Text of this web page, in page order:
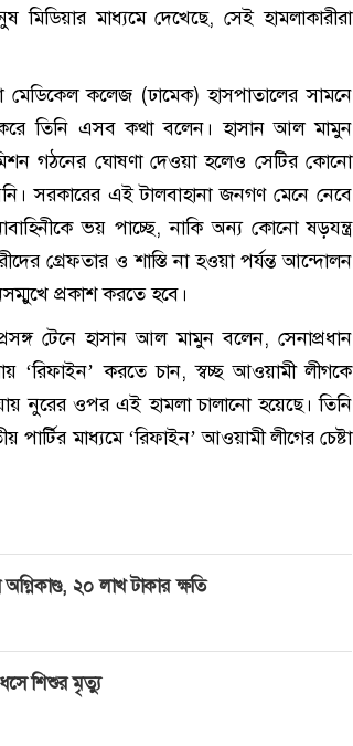
মিডিয়ার মাধ্যমে দেখেছে, সেই হামলাকারীরা
কলেজ (ঢামেক) হাসপাতালের সামনে
তিনি এসব কথা বলেন। হাসান আল মামুন
গঠনের ঘোষণা দেওয়া হলেও সেটির কোনো
সরকারের এই টালবাহানা জনগণ মেনে নেবে
ভয় পাচ্ছে, নাকি অন্য কোনো ষড়যন্ত্র
গ্রেফতার ও শাস্তি না হওয়া পর্যন্ত আন্দোলন
প্রকাশ করতে হবে।
টেনে হাসান আল মামুন বলেন, সেনাপ্রধান
‘রিফাইন’ করতে চান, স্বচ্ছ আওয়ামী লীগকে
নুরের ওপর এই হামলা চালানো হয়েছে। তিনি
মাধ্যমে ‘রিফাইন’ আওয়ামী লীগের চেষ্টা
২০ লাখ টাকার ক্ষতি
শিশুর মৃত্যু